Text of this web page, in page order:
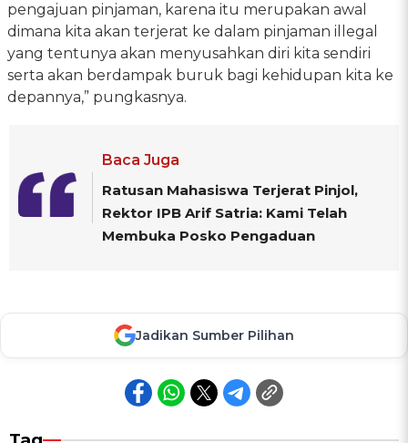
pengajuan pinjaman, karena itu merupakan awal
dimana kita akan terjerat ke dalam pinjaman illegal
yang tentunya akan menyusahkan diri kita sendiri
serta akan berdampak buruk bagi kehidupan kita ke
depannya,” pungkasnya.
Baca Juga
Ratusan Mahasiswa Terjerat Pinjol,
Rektor IPB Arif Satria: Kami Telah
Membuka Posko Pengaduan
Jadikan Sumber Pilihan